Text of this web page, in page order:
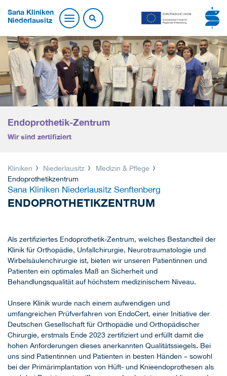
Sana Kliniken
Niederlausitz
Endoprothetik-Zentrum
Wir sind zertifiziert
Kliniken Niederlausitz
Medizin & Pflege
Endoprothetikzentrum
Sana Kliniken Niederlausitz Senftenberg
ENDOPROTHETIKZENTRUM
Als zertifiziertes Endoprothetik-Zentrum, welches Bestandteil der
Klinik für Orthopädie, Unfallchirurgie, Neurotraumatologie und
Wirbelsäulenchirurgie ist, bieten wir unseren Patientinnen und
Patienten ein optimales Maß an Sicherheit und
Behandlungsqualität auf höchstem medizinischem Niveau.
Unsere Klinik wurde nach einem aufwendigen und
umfangreichen Prüfverfahren von EndoCert, einer Initiative der
Deutschen Gesellschaft für Orthopädie und Orthopädischer
Chirurgie, erstmals Ende 2023 zertifiziert und erfüllt damit die
hohen Anforderungen dieses anerkannten Qualitätssiegels. Bei
uns sind Patientinnen und Patienten in besten Händen – sowohl
bei der Primärimplantation von Hüft- und Knieendoprothesen als